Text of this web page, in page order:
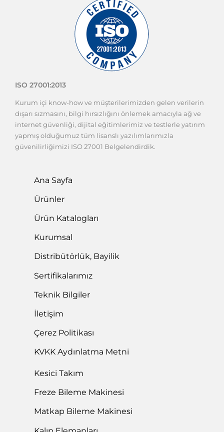
ISO 27001:2013
Kurum içi know-how ve müşterilerimizden gelen verilerin
dışarı sızmasını, bilgi hırsızlığını önlemek amacıyla ağ ve
internet güvenliği, dijital eğitimlerimiz ve testlerle yatırım
yapmış olduğumuz tüm lisanslı yazılımlarımızla
güvenilirliğimizi ISO 27001 Belgelendirdik.
Ana Sayfa
Ürünler
Ürün Katalogları
Kurumsal
Distribütörlük, Bayilik
Sertifikalarımız
Teknik Bilgiler
İletişim
Çerez Politikası
KVKK Aydınlatma Metni
Kesici Takım
Freze Bileme Makinesi
Matkap Bileme Makinesi
Kalıp Elemanları